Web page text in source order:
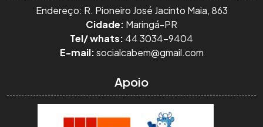
Endereço: R. Pioneiro José Jacinto Maia, 863
Cidade: Maringá-PR
Tel/ whats: 44 3034-9404
E-mail:socialcabem@gmail.com
Apoio